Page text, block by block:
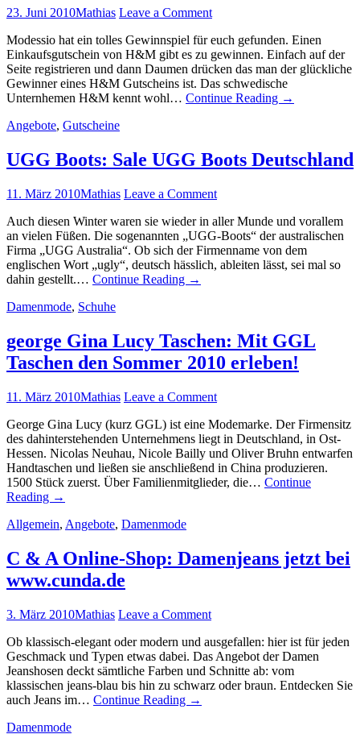
23. Juni 2010Mathias Leave a Comment
Modessio hat ein tolles Gewinnspiel für euch gefunden. Einen
Einkaufsgutschein von H&M gibt es zu gewinnen. Einfach auf der
Seite registrieren und dann Daumen drücken das man der glückliche
Gewinner eines H&M Gutscheins ist. Das schwedische
Unternhemen H&M kennt wohl… Continue Reading →
Angebote, Gutscheine
UGG Boots: Sale UGG Boots Deutschland
11. März 2010Mathias Leave a Comment
Auch diesen Winter waren sie wieder in aller Munde und vorallem
an vielen Füßen. Die sogenannten „UGG-Boots“ der australischen
Firma „UGG Australia“. Ob sich der Firmenname von dem
englischen Wort „ugly“, deutsch hässlich, ableiten lässt, sei mal so
dahin gestellt.… Continue Reading →
Damenmode, Schuhe
george Gina Lucy Taschen: Mit GGL
Taschen den Sommer 2010 erleben!
11. März 2010Mathias Leave a Comment
George Gina Lucy (kurz GGL) ist eine Modemarke. Der Firmensitz
des dahinterstehenden Unternehmens liegt in Deutschland, in Ost-
Hessen. Nicolas Neuhau, Nicole Bailly und Oliver Bruhn entwarfen
Handtaschen und ließen sie anschließend in China produzieren.
1500 Stück zuerst. Über Familienmitglieder, die… Continue
Reading →
Allgemein, Angebote, Damenmode
C & A Online-Shop: Damenjeans jetzt bei
www.cunda.de
3. März 2010Mathias Leave a Comment
Ob klassisch-elegant oder modern und ausgefallen: hier ist für jeden
Geschmack und Typen etwas dabei. Das Angebot der Damen
Jeanshosen deckt sämtliche Farben und Schnitte ab: vom
klassischen jeans-blau bis hin zu schwarz oder braun. Entdecken Sie
auch Jeans im… Continue Reading →
Damenmode